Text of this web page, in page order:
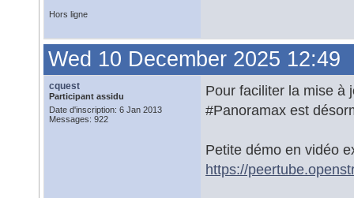
Hors ligne
Wed 10 December 2025 12:49
cquest
Participant assidu
Date d'inscription: 6 Jan 2013
Messages: 922
Pour faciliter la mise à
#Panoramax est
Petite démo en vidéo
https://